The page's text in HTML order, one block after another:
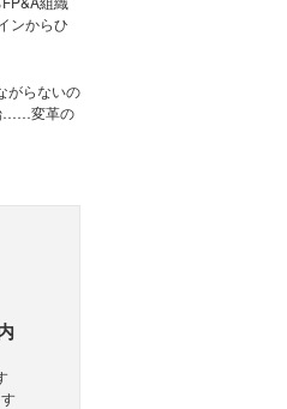
ンからひ
がらないの
……変革の